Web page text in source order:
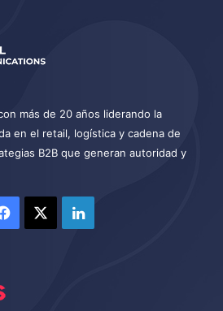
más de 20 años liderando la
en el retail, logística y cadena de
B2B que generan autoridad y
Facebook LinkedIn